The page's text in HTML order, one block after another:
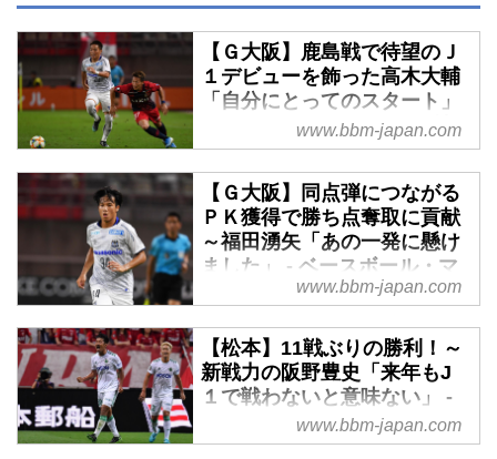
【Ｇ大阪】鹿島戦で待望のＪ
１デビューを飾った高木大輔
「自分にとってのスタート」
- ベースボール・マガジン社
WEB
Ｇ大阪はアデミウソンのゴールで
先制するも、その後ホームの鹿島
に逆転される。だが、72分に得た
ＰＫをパトリックが決めて同点に
追いつき、２位の鹿島から敵地で
勝ち点１を獲得した。
www.bbm-japan.com
【Ｇ大阪】同点弾につながる
ＰＫ獲得で勝ち点奪取に貢献
～福田湧矢「あの一発に懸け
ました」 - ベースボール・マ
ガジン社WEB
Ｇ大阪は33分にアデミウソンの得
点で幸先よく先制したものの、前
半終了間際に同点ゴール、さらに
後半には逆転弾を浴びて苦しい状
況を強いられた。しかし、72分に
www.bbm-japan.com
【松本】11戦ぶりの勝利！～
新戦力の阪野豊史「来年もJ
１で戦わないと意味ない」 -
ベースボール・マガジン社
WEB
www.bbm-japan.com